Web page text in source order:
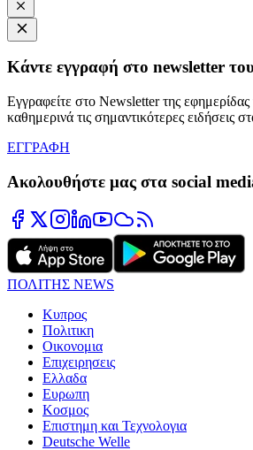
Κάντε εγγραφή στο newsletter
Εγγραφείτε στο Newsletter της εφημερίδας
καθημερινά τις σημαντικότερες ειδήσεις
ΕΓΓΡΑΦΗ
Ακολουθήστε μας στα social
ΠΟΛΙΤΗΣ NEWS
Κυπρος
Πολιτικη
Οικονομια
Επιχειρησεις
Ελλαδα
Ευρωπη
Κοσμος
Επιστημη και Τεχνολογια
Deutsche Welle